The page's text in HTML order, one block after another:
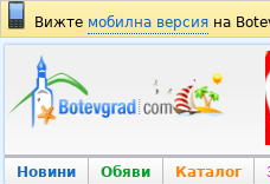
Вижте мобилна версия на
Новини Обяви Каталог